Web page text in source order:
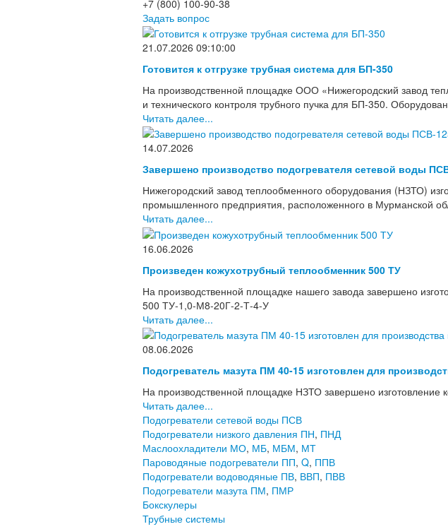
+7 (800) 100-90-38
Задать вопрос
21.07.2026 09:10:00
Готовится к отгрузке трубная система для БП-350
На производственной площадке ООО «Нижегородский завод
и технического контроля трубного пучка для БП-350.
Читать далее...
14.07.2026
Завершено производство подогревателя сетевой воды
Нижегородский завод теплообменного оборудования (НЗТО)
промышленного предприятия, расположенного в Мурманской
Читать далее...
16.06.2026
Произведен кожухотрубный теплообменник 500 ТУ
На производственной площадке нашего завода завершено
500 ТУ-1,0-М8-20Г-2-Т-4-У
Читать далее...
08.06.2026
Подогреватель мазута ПМ 40-15 изготовлен для
На производственной площадке НЗТО завершено изготовление
Читать далее...
Подогреватели сетевой воды ПСВ
Подогреватели низкого давления ПН, ПНД
Маслоохладители МО, МБ, МБМ, МТ
Пароводяные подогреватели ПП, Q, ППВ
Подогреватели водоводяные ПВ, ВВП, ПВВ
Подогреватели мазута ПМ, ПМР
Бокскулеры
Трубные системы